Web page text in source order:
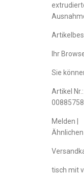
Ihr
Sie
Artikel Nr.:
Melden |
tisch mit